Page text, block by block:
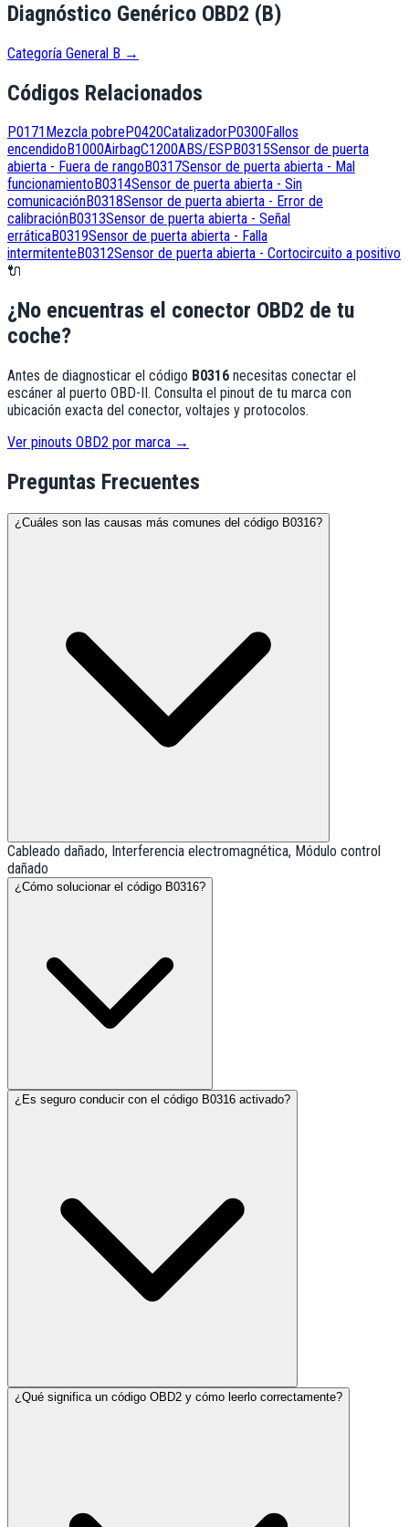
Diagnóstico Genérico OBD2 (B)
Categoría General B →
Códigos Relacionados
P0171 Mezcla pobre P0420CatalizadorP0300 Fallos
encendido B1000AirbagC1200ABS/ESP B0315Sensor de puerta
abierta - Fuera de rango B0317Sensor de puerta abierta - Mal
funcionamiento B0314Sensor de puerta abierta - Sin
comunicaciónB0318Sensor de puerta abierta - Error de
calibraciónB0313Sensor de puerta abierta - Señal
erráticaB0319Sensor de puerta abierta - Falla
intermitente B0312Sensor de puerta abierta - Cortocircuito a positivo
🔌
¿No encuentras el conector OBD2 de tu
coche?
Antes de diagnosticar el código B0316 necesitas conectar el
escáner al puerto OBD-II. Consulta el pinout de tu marca con
ubicación exacta del conector, voltajes y protocolos.
Ver pinouts OBD2 por marca →
Preguntas Frecuentes
¿Cuáles son las causas más comunes del código B0316?
Cableado dañado, Interferencia electromagnética, Módulo control
dañado
¿Cómo solucionar el código B0316?
¿Es seguro conducir con el código B0316 activado?
¿Qué significa un código OBD2 y cómo leerlo correctamente?